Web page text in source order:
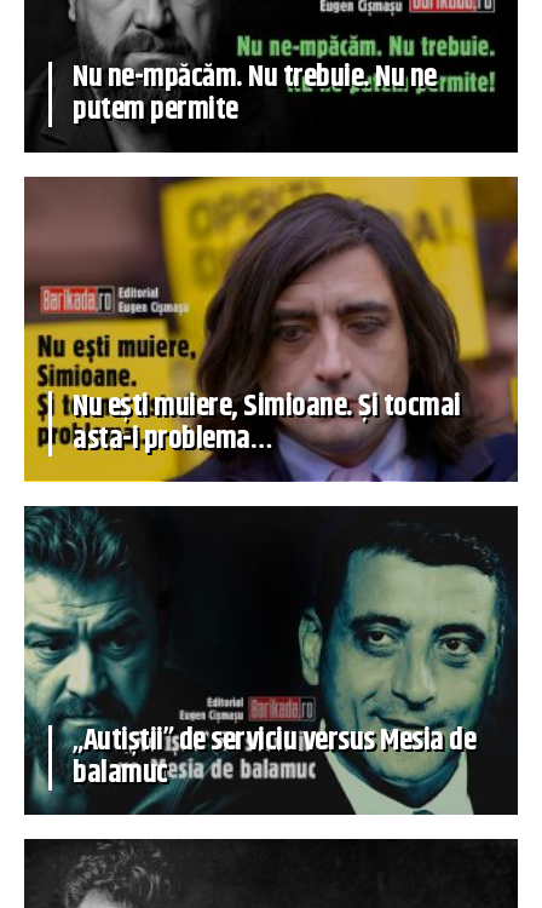
Nu ne-mpăcăm. Nu trebuie. Nu ne
putem permite
Nu ești muiere, Simioane. Și tocmai
asta-i problema…
„Autiștii” de serviciu versus Mesia de
balamuc